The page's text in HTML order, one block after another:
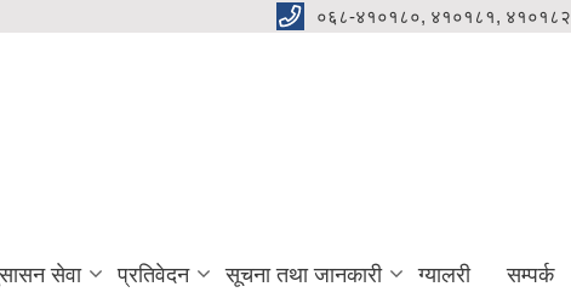
०६८-४१०१८०, ४१०१८१, ४१०१८२
सेवा प्रतिवेदन सूचना तथा जानकारी ग्यालरी सम्पर्क